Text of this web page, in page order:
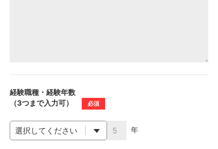
経験職種・経験年数
（3つまで入力可）
必須
年